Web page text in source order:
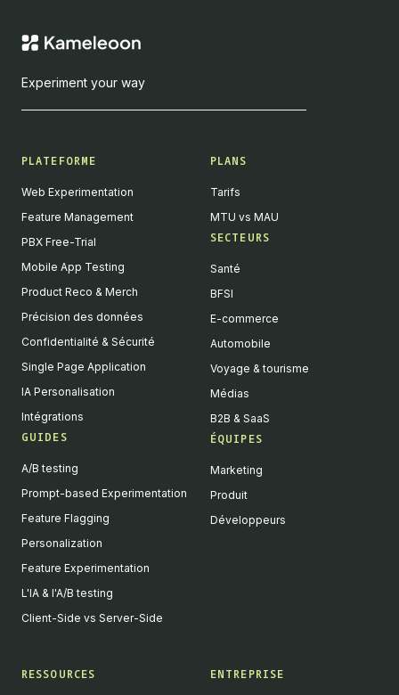
Experiment your way
PLATEFORME
Web Experimentation
Feature Management
PBX Free-Trial
Mobile App Testing
Product Reco & Merch
Précision des données
Confidentialité & Sécurité
Single Page Application
IA Personalisation
Intégrations
GUIDES
A/B testing
Prompt-based Experimentation
Feature Flagging
Personalization
Feature Experimentation
L'IA & l'A/B testing
Client-Side vs Server-Side
PLANS
Tarifs
MTU vs MAU
SECTEURS
Santé
BFSI
E-commerce
Automobile
Voyage & tourisme
Médias
B2B & SaaS
ÉQUIPES
Marketing
Produit
Développeurs
RESSOURCES ENTREPRISE